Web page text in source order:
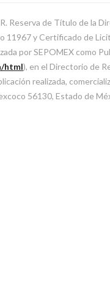
Reserva de Título de la
y Certificado de
por SEPOMEX como
html), en el Directorio de
realizada,
56130, Estado de